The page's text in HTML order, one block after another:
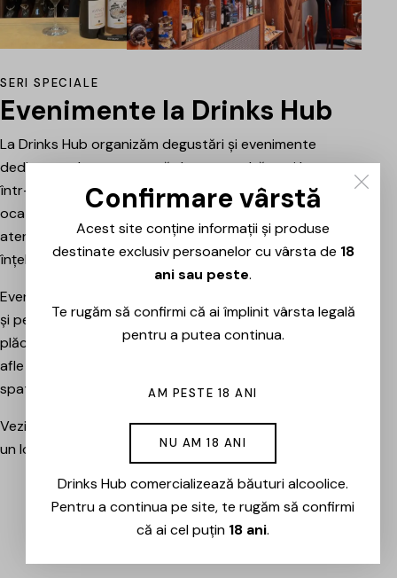
SERI SPECIALE
Evenimente la Drinks Hub
La Drinks Hub organizăm degustări și evenimente
dedicate celor care vor să descopere băuturi bune
într-o atmosferă relaxată. Fiecare întâlnire este o
ocazie de a explora vinuri, spumante sau alte băuturi
atent alese, prezentate și explicate pe scurt pentru a
înțelege mai bine stilul, originea și caracterul fiecăruia.
Evenimentele sunt potrivite atât pentru pasionați, cât
și pentru cei care vor pur și simplu să petreacă o seară
plăcută între prieteni, să descopere băuturi noi și să
afle mai multe despre cramele sau producătorii din
spatele lor.
Vezi evenimentele organizate de Drinks Hub și rezervă
un loc la următoarea degustare.
EVENIMENTE
Confirmare vârstă
Acest site conține informații și produse
destinate exclusiv persoanelor cu vârsta de 18
ani sau peste.
Te rugăm să confirmi că ai împlinit vârsta legală
pentru a putea continua.
AM PESTE 18 ANI
NU AM 18 ANI
Drinks Hub comercializează băuturi alcoolice.
Pentru a continua pe site, te rugăm să confirmi
că ai cel puțin 18 ani.